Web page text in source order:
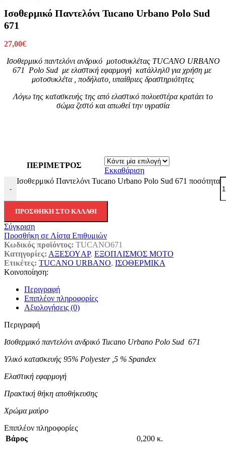
Ισοθερμικό Παντελόνι Tucano Urbano Polo Sud
671
27,00€
Ισοθερμικό παντελόνι ανδρικό μοτοσυκλέτας TUCANO URBANO
671 Polo Sud με ελαστική εφαρμογή κατάλληλ0 για χρήση με
μοτοσυκλέτα , ποδήλατο, υπαίθριες δραστηριότητες
Λόγω της κατασκευής της από ελαστικό πολυεστέρα κρατάει το
σώμα ζεστό και απωθεί την υγρασία
ΠΕΡΙΜΕΤΡΟΣ
Εκκαθάριση
-
Ισοθερμικό Παντελόνι Tucano Urbano Polo Sud 671 ποσότητα
ΠΡΟΣΘΉΚΗ ΣΤΟ ΚΑΛΆΘΙ
Σύγκριση
Προσθήκη σε Λίστα Επιθυμιών
Κωδικός προϊόντος: TUCANO671
Κατηγορίες: ΑΞΕΣΟΥAΡ, ΕΞΟΠΛΙΣΜΟΣ ΜΟΤΟ
Ετικέτες: TUCANO URBANO, ΙΣΟΘΕΡΜΙΚΑ
Κοινοποίηση:
Περιγραφή
Επιπλέον πληροφορίες
Αξιολογήσεις (0)
Περιγραφή
Ισοθερμικό παντελόνι ανδρικό Tucano Urbano Polo Sud 671
Υλικό κατασκευής 95% Polyester ,5 % Spandex
Ελαστική εφαρμογή
Πρακτική θήκη αποθήκευσης
Χρώμα μαύρο
Επιπλέον πληροφορίες
Βάρος
0,200 κ.